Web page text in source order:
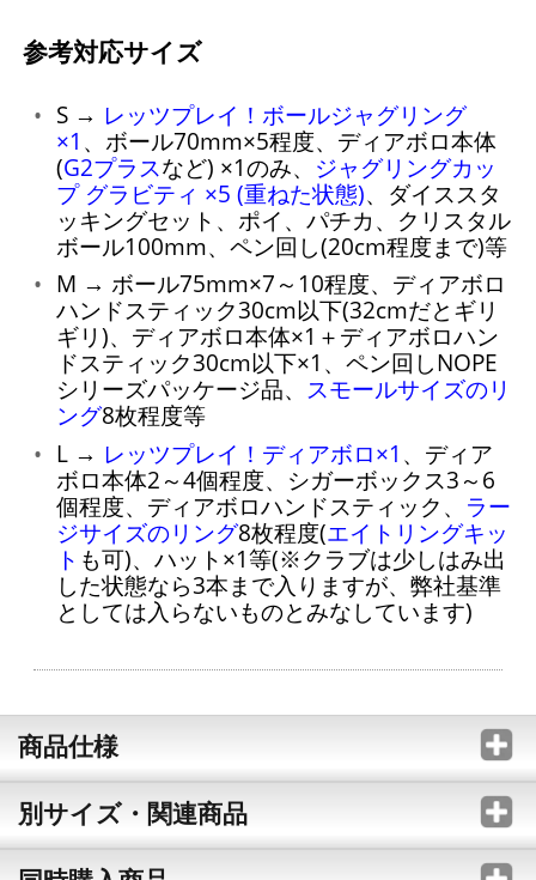
参考対応サイズ
S → レッツプレイ！ボールジャグリング
×1 、ボール70mm×5程度、ディアボロ本体
(G2プラスなど) ×1のみ、 ジャグリングカッ
プ グラビティ ×5 (重ねた状態)、ダイススタ
ッキングセット、ポイ、パチカ、クリスタル
ボール100mm、ペン回し(20cm程度まで)等
M → ボール75mm×7～10程度、ディアボロ
ハンドスティック30cm以下(32cmだとギリ
ギリ)、ディアボロ本体×1＋ディアボロハン
ドスティック30cm以下×1、ペン回しNOPE
シリーズパッケージ品、 スモールサイズのリ
ング8枚程度等
L → レッツプレイ！ディアボロ×1 、ディア
ボロ本体2～4個程度、シガーボックス3～6
個程度、ディアボロハンドスティック、 ラー
ジサイズのリング8枚程度(エイトリングキッ
ト も可)、ハット×1等(※クラブは少しはみ出
した状態なら3本まで入りますが、弊社基準
としては入らないものとみなしています)
商品仕様
別サイズ・関連商品